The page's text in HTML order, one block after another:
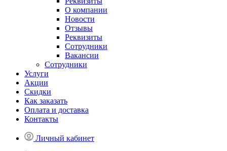
О компании
Новости
Отзывы
Реквизиты
Сотрудники
Вакансии
Сотрудники
Услуги
Акции
Скидки
Как заказать
Оплата и доставка
Контакты
Личный кабинет